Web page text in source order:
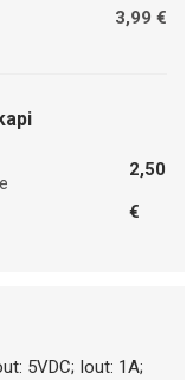
3,99 €
2,50
€
5VDC; Iout: 1A;